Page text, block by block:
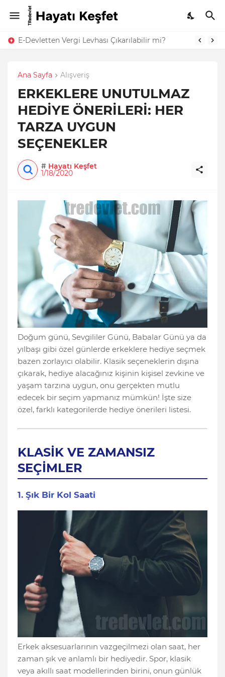
E-Devletten Vergi Levhası Çıkarılabilir mi?
Ana Sayfa Alışveriş
ERKEKLERE UNUTULMAZ
HEDİYE ÖNERİLERİ: HER
TARZA UYGUN
SEÇENEKLER
# Hayatı Keşfet
1/18/2020
Doğum günü, Sevgililer Günü, Babalar Günü ya da
yılbaşı gibi özel günlerde erkeklere hediye seçmek
bazen zorlayıcı olabilir. Klasik seçeneklerin dışına
çıkarak, hediye alacağınız kişinin kişisel zevkine ve
yaşam tarzına uygun, onu gerçekten mutlu
edecek bir seçim yapmanız mümkün! İşte size
özel, farklı kategorilerde hediye önerileri listesi.
KLASİK VE ZAMANSIZ
SEÇİMLER
1. Şık Bir Kol Saati
Erkek aksesuarlarının vazgeçilmezi olan saat, her
zaman şık ve anlamlı bir hediyedir. Spor, klasik
veya akıllı saat modellerinden birini, onun günlük